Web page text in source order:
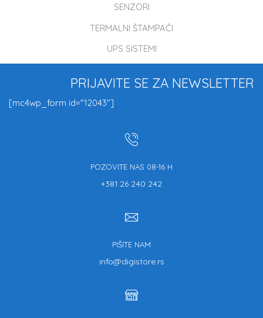
SENZORI
TERMALNI ŠTAMPAČI
UPS SISTEMI
PRIJAVITE SE ZA NEWSLETTER
[mc4wp_form id="12043"]
POZOVITE NAS 08-16 H
+381 26 240 242
PIŠITE NAM
info@digistore.rs